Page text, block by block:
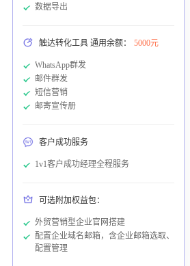
数据导出
触达转化工具 通用余额： 5000元
WhatsApp群发
邮件群发
短信营销
邮寄宣传册
客户成功服务
1v1客户成功经理全程服务
可选附加权益包：
外贸营销型企业官网搭建
配置企业域名邮箱，含企业邮箱选取、
配置管理